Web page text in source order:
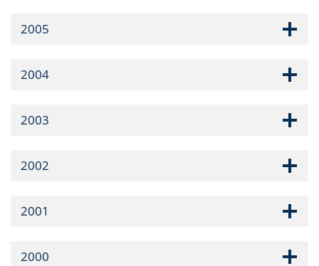
2005
2004
2003
2002
2001
2000